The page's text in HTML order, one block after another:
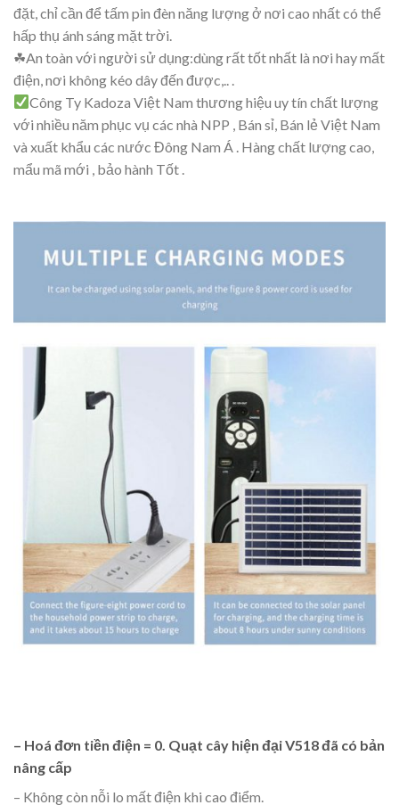
đặt, chỉ cần để tấm pin đèn năng lượng ở nơi cao nhất có thể
hấp thụ ánh sáng mặt trời.
☘An toàn với người sử dụng:dùng rất tốt nhất là nơi hay mất
điện, nơi không kéo dây đến được,.. .
Công Ty Kadoza Việt Nam thương hiệu uy tín chất lượng
với nhiều năm phục vụ các nhà NPP , Bán sỉ, Bán lẻ Việt Nam
và xuất khẩu các nước Đông Nam Á . Hàng chất lượng cao,
mẩu mã mới , bảo hành Tốt .
– Hoá đơn tiền điện = 0. Quạt cây hiện đại V518 đã có bản
nâng cấp
– Không còn nỗi lo mất điện khi cao điểm.